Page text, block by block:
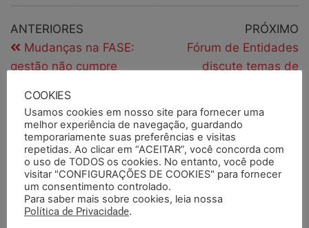
ANTERIORES
Mudanças na FASE:
gestão não cumpre
segue com problemas
estruturais
PRÓXIMO
Fórum de Entidades
discute temas de
administrativo da
EMATER/RS ASCAR
PESQUISAR
COOKIES
Usamos cookies em nosso site para fornecer uma
melhor experiência de navegação, guardando
temporariamente suas preferências e visitas
repetidas. Ao clicar em “ACEITAR”, você concorda com
o uso de TODOS os cookies. No entanto, você pode
visitar "CONFIGURAÇÕES DE COOKIES" para fornecer
um consentimento controlado.
Para saber mais sobre cookies, leia nossa
Política de Privacidade.